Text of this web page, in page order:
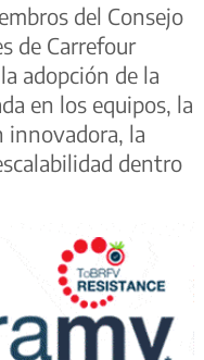
del Consejo
de Carrefour
adopción de la
en los equipos, la
innovadora, la
dentro